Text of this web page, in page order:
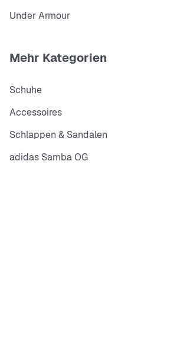
Under Armour
Mehr Kategorien
Schuhe
Accessoires
Schlappen & Sandalen
adidas Samba OG